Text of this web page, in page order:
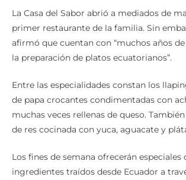
La Casa del Sabor abrió a mediados de
primer restaurante de la familia. Sin
afirmó que cuentan con “muchos años
la preparación de platos ecuatorianos”.
Entre las especialidades constan los
de papa crocantes condimentadas con
muchas veces rellenas de queso.
de res cocinada con yuca, aguacate y
Los fines de semana ofrecerán
ingredientes traídos desde Ecuador a